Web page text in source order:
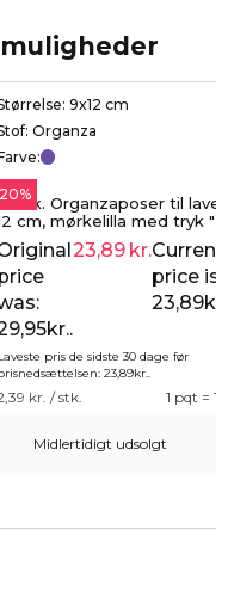
9x12 cm
Organza
stk. Organzaposer til
cm, mørkelilla med tryk
de Provence"
23,89 kr.Current
price is:
pris de sidste 30 dage før
23,89kr..
kr. / stk. 1 pqt =
Midlertidigt udsolgt